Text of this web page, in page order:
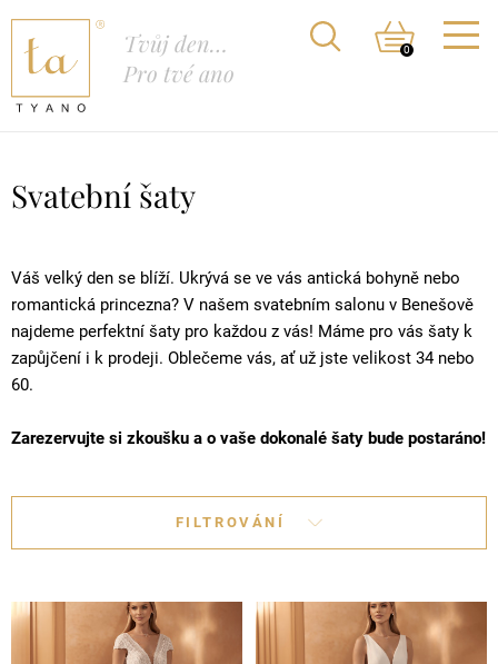
Tvůj den…
Pro tvé ano
0
Svatební šaty
Váš velký den se blíží. Ukrývá se ve vás antická bohyně nebo
romantická princezna? V našem svatebním salonu v Benešově
najdeme perfektní šaty pro každou z vás! Máme pro vás šaty k
zapůjčení i k prodeji. Oblečeme vás, ať už jste velikost 34 nebo
60.
Zarezervujte si zkoušku a o vaše dokonalé šaty bude postaráno!
FILTROVÁNÍ